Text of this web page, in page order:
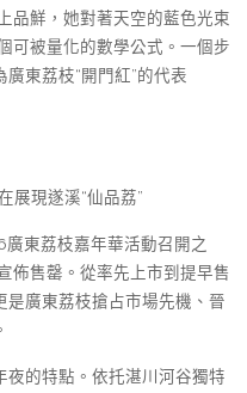
品鮮，她對著天空的藍色光束
可被量化的數學公式。一個步
東荔枝“開門紅”的代表
展現遂溪“仙品荔”
廣東荔枝嘉年華活動召開之
佈售罄。從率先上市到提早售
是廣東荔枝搶占市場先機、晉
夜的特點。依托湛川河谷獨特